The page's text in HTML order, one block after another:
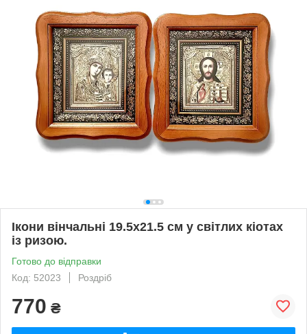
Ікони вінчальні 19.5х21.5 см у світлих кіотах
із ризою.
Готово до відправки
Код: 52023
Роздріб
770 ₴